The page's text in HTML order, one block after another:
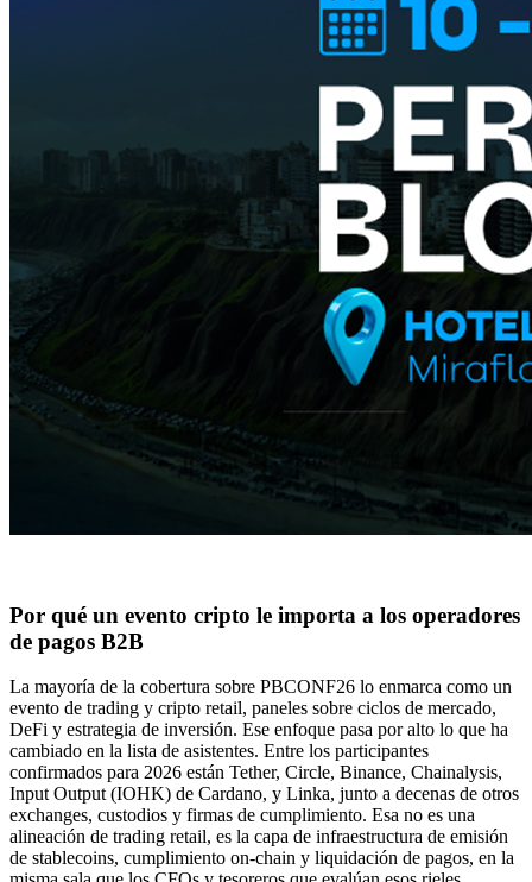
Por qué un evento cripto le importa a los operadores
de pagos B2B
La mayoría de la cobertura sobre PBCONF26 lo enmarca como un
evento de trading y cripto retail, paneles sobre ciclos de mercado,
DeFi y estrategia de inversión. Ese enfoque pasa por alto lo que ha
cambiado en la lista de asistentes. Entre los participantes
confirmados para 2026 están Tether, Circle, Binance, Chainalysis,
Input Output (IOHK) de Cardano, y Linka, junto a decenas de otros
exchanges, custodios y firmas de cumplimiento. Esa no es una
alineación de trading retail, es la capa de infraestructura de emisión
de stablecoins, cumplimiento on-chain y liquidación de pagos, en la